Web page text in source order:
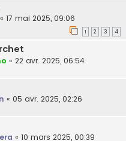
« 17 mai 2025, 09:06
1 2 3 4
« 22 avr. 2025, 06:54
« 05 avr. 2025, 02:26
« 10 mars 2025, 00:39